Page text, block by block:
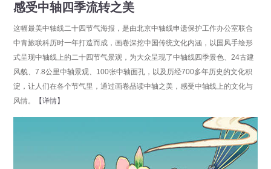
感受中轴四季流转之美
这幅最美中轴线二十四节气海报，是由北京中轴线申遗保护工作办公室联合
中青旅联科历时一年打造而成，画卷深挖中国传统文化内涵，以国风手绘形
式呈现中轴线上的二十四节气景观，为大众呈现了中轴线四季景色、24古建
风貌、7.8公里中轴景观、100张中轴面孔，以及历经700多年历史的文化积
淀，让人们在各个节气里，通过画卷品读中轴之美，感受中轴线上的文化与
风情。
【详情】